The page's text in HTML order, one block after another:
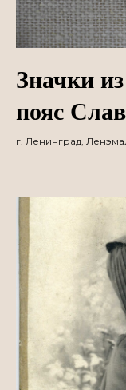
Значки
пояс
г. Ленинград,